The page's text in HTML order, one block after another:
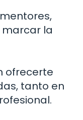
la
ofrecerte
tanto en